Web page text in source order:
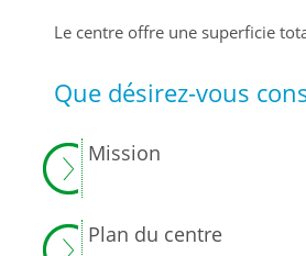
Le centre offre une superficie
Que désirez-vous
Mission
Plan du centre